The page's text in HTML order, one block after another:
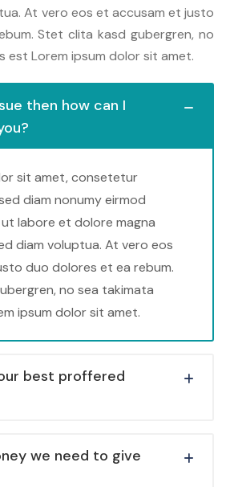
At vero eos et accusam et justo
Stet clita kasd gubergren, no
est Lorem ipsum dolor sit amet.
then how can I
sit amet, consetetur
diam nonumy eirmod
labore et dolore magna
diam voluptua. At vero eos
duo dolores et ea rebum.
no sea takimata
ipsum dolor sit amet.
best proffered
we need to give